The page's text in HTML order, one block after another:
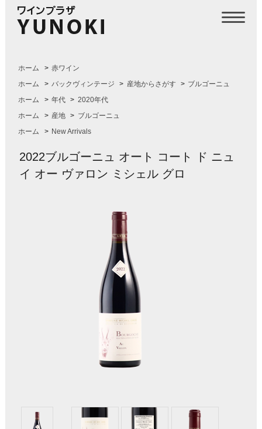
ホーム > 赤ワイン
ホーム
> バックヴィンテージ > 産地からさがす > ブルゴーニュ
ホーム
> 年代 > 2020年代
ホーム
> 産地 > ブルゴーニュ
ホーム
> New Arrivals
2022ブルゴーニュ オート コート ド ニュ
イ オー ヴァロン ミシェル グロ